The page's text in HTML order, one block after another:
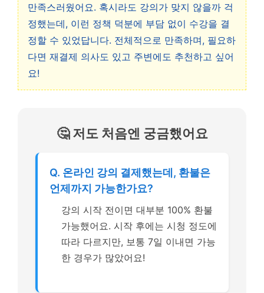
만족스러웠어요. 혹시라도 강의가 맞지 않을까 걱
정했는데, 이런 정책 덕분에 부담 없이 수강을 결
정할 수 있었답니다. 전체적으로 만족하며, 필요하
다면 재결제 의사도 있고 주변에도 추천하고 싶어
요!
🤔 저도 처음엔 궁금했어요
Q. 온라인 강의 결제했는데, 환불은
언제까지 가능한가요?
강의 시작 전이면 대부분 100% 환불
가능했어요. 시작 후에는 시청 정도에
따라 다르지만, 보통 7일 이내면 가능
한 경우가 많았어요!